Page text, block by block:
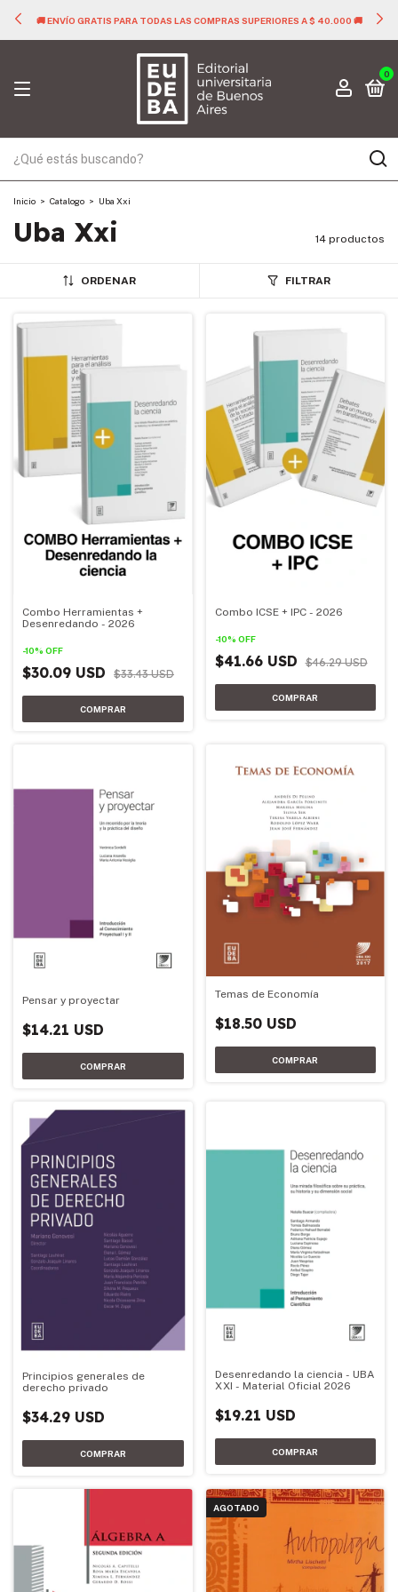
🚚 ENVÍO GRATIS PARA TODAS LAS COMPRAS SUPERIORES A $ 40.000 🚚
0
Inicio > Catalogo > Uba Xxi
Uba Xxi 14 productos
ORDENAR FILTRAR
Combo Herramientas +
Desenredando - 2026
-10% OFF
$30.09 USD $33.43 USD
Combo ICSE + IPC - 2026
-10% OFF
$41.66 USD $46.29 USD
Pensar y proyectar
$14.21 USD
Temas de Economía
$18.50 USD
Principios generales de
derecho privado
$34.29 USD
Desenredando la ciencia - UBA
XXI - Material Oficial 2026
$19.21 USD
AGOTADO